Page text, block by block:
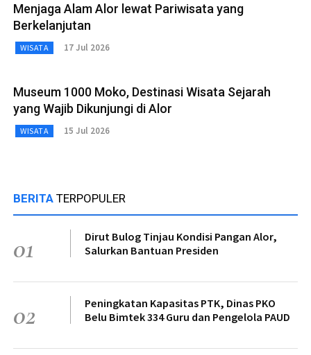
Menjaga Alam Alor lewat Pariwisata yang
Berkelanjutan
WISATA 17 Jul 2026
Museum 1000 Moko, Destinasi Wisata Sejarah
yang Wajib Dikunjungi di Alor
WISATA 15 Jul 2026
BERITA TERPOPULER
01
Dirut Bulog Tinjau Kondisi Pangan Alor,
Salurkan Bantuan Presiden
02
Peningkatan Kapasitas PTK, Dinas PKO
Belu Bimtek 334 Guru dan Pengelola PAUD